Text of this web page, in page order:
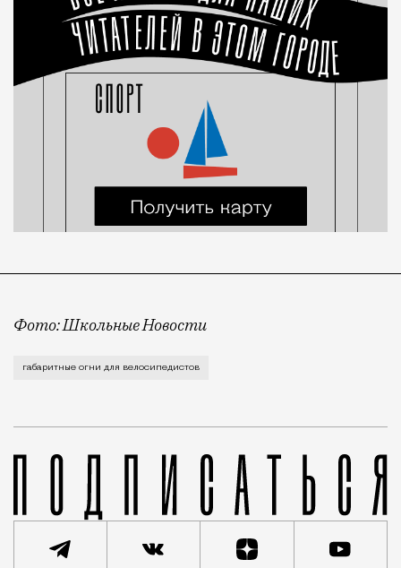
Фото: Школьные Новости
Согласно правилам, по большинству улиц Москвы
габаритные огни для велосипедистов